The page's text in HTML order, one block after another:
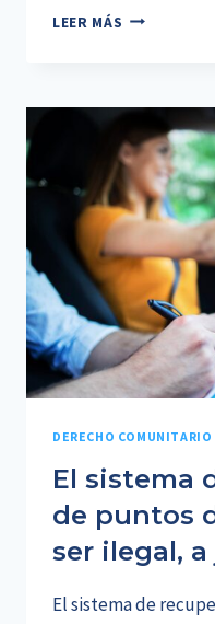
LEER MÁS ¿QUÉ
FORZOSA?
DERECHO COMUNITARIO
El sistema
de puntos
ser ilegal,
El sistema de